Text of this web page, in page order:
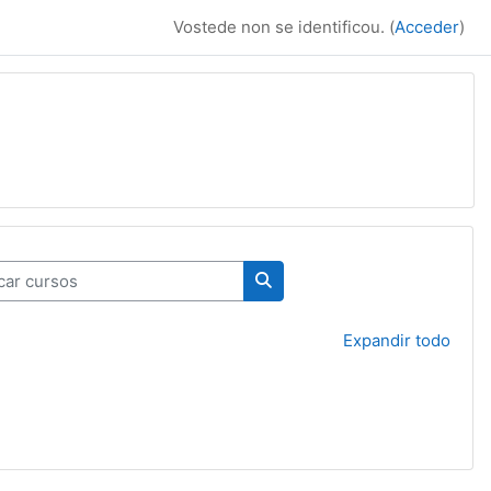
Vostede non se identificou. (Acceder)
cursos
Buscar cursos
Expandir todo